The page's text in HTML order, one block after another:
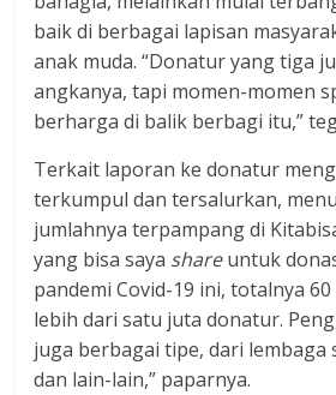
baik di berbagai lapisan
anak muda. “Donatur yang tiga
angkanya, tapi momen-momen
berharga di balik berbagi itu,”
Terkait laporan ke donatur
terkumpul dan tersalurkan,
jumlahnya terpampang di
yang bisa saya shareuntuk
pandemi Covid-19 ini, totalnya
lebih dari satu juta donatur.
juga berbagai tipe, dari lembaga
dan lain-lain,” paparnya.